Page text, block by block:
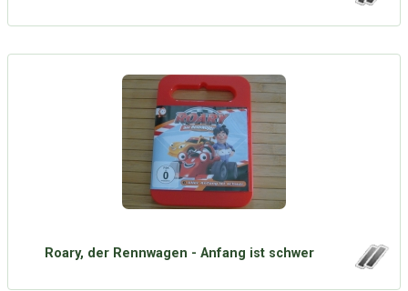
Roary, der Rennwagen - Anfang ist schwer